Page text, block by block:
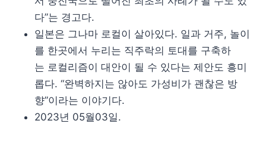
다”는 경고다.
일본은 그나마 로컬이 살아있다. 일과 거주, 놀이
를 한곳에서 누리는 직주락의 토대를 구축하
는 로컬리즘이 대안이 될 수 있다는 제안도 흥미
롭다. “완벽하지는 않아도 가성비가 괜찮은 방
향”이라는 이야기다.
2023년 05월03일.